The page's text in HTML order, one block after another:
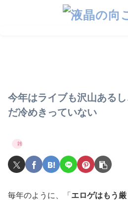
今年はライブも沢山ある
だ冷めきっていない
雑記
毎年のように、「 エロゲはもう